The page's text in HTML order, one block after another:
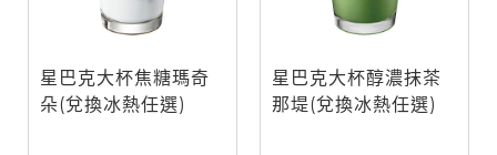
星巴克大杯焦糖瑪奇
朵(兌換冰熱任選)
星巴克大杯醇濃抹茶
那堤(兌換冰熱任選)